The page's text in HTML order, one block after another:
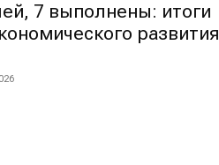
7 выполнены: итоги
развития